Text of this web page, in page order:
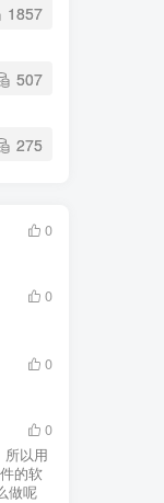
1857
507
275
0
0
0
0
做呢